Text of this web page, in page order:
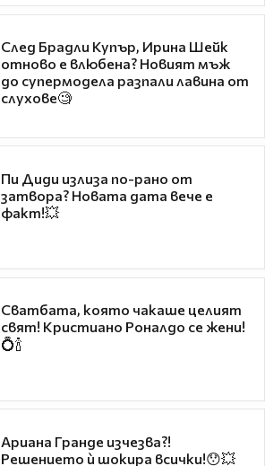
След Брадли Купър, Ирина Шейк
отново е влюбена? Новият мъж
до супермодела разпали лавина от
слухове🧐
Пи Диди излиза по-рано от
затвора? Новата дата вече е
факт!💥
Сватбата, която чакаше целият
свят! Кристиано Роналдо се жени!
💍🍾
Ариана Гранде изчезва?!
Решението ѝ шокира всички!😯💥